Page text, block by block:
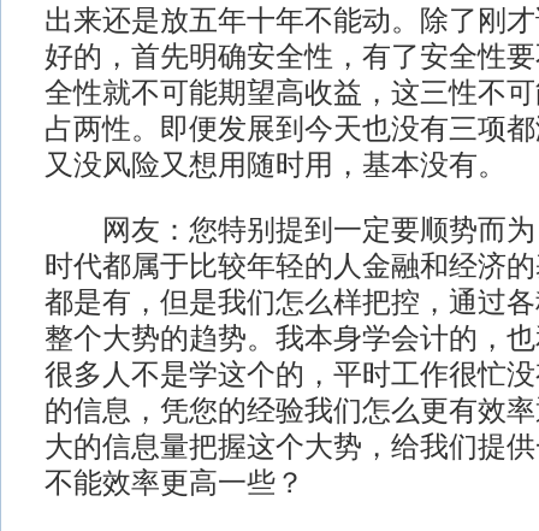
出来还是放五年十年不能动。除了刚
好的，首先明确安全性，有了安全性
全性就不可能期望高收益，这三性不
占两性。即便发展到今天也没有三项
又没风险又想用随时用，基本没有。
网友：您特别提到一定要顺势而为
时代都属于比较年轻的人金融和经济
都是有，但是我们怎么样把控，通过
整个大势的趋势。我本身学会计的，
很多人不是学这个的，平时工作很忙
的信息，凭您的经验我们怎么更有效
大的信息量把握这个大势，给我们提
不能效率更高一些？